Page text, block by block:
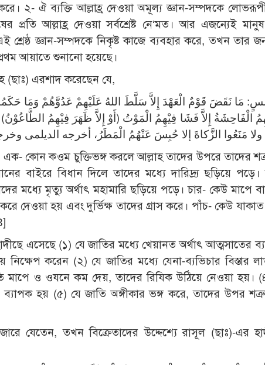
২- ঐ ব্যক্তি আল্লাহ্র দেওয়া অমূল্য জ্ঞান-সম্পদকে
প্রতি আল্লাহ্র দেওয়া সর্বশ্রেষ্ট নে‘মত। আর এজন্যেই
শ্রেষ্ঠ জ্ঞান-সম্পদকে নিকৃষ্ট কাজে ব্যবহার করে, তখন তার
আয়াতে শুনানো হয়েছে।
(ছাঃ) এরশাদ করেছেন যে,
نَقَضَ قَوْمٌ الْعَهْدَ إِلاَّ سَلَّطَ اللهُ عَلَيْهِمْ عَدُوَّهُمْ وَمَا حَكَمُوْا
إِلاَّ فَشَا فِيْهِمُ الْمَوْتُ (أَوْ إِلاَّ ظَهَرَ فِيْهِمُ الطَّاعُوْنُ)
এক- কোন কওম চুক্তিভঙ্গ করলে আল্লাহ তাদের উপরে তাদের
বাইরে বিধান দিলে তাদের মধ্যে দারিদ্র্য ছড়িয়ে
মধ্যে মৃত্যু অর্থাৎ মহামারি ছড়িয়ে পড়ে। চার- কেউ মাপে
দেওয়া হয় এবং দুর্ভিক্ষ তাদের গ্রাস করে। পাঁচ- কেউ
এসেছে (১) যে জাতির মধ্যে খেয়ানত অর্থাৎ আত্মসাতের
করেন (২) যে জাতির মধ্যে যেনা-ব্যভিচার বিস্তার
মাপে ও ওযনে কম দেয়, তাদের রিযিক উঠিয়ে নেওয়া হয়।
ব্যাপক হয় (৫) যে জাতি অঙ্গীকার ভঙ্গ করে, তাদের উপর
যেতেন, তখন বিক্রেতাদের উদ্দেশ্যে রাসূল (ছাঃ)-এর